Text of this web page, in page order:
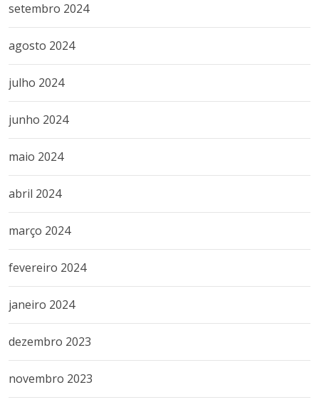
setembro 2024
agosto 2024
julho 2024
junho 2024
maio 2024
abril 2024
março 2024
fevereiro 2024
janeiro 2024
dezembro 2023
novembro 2023